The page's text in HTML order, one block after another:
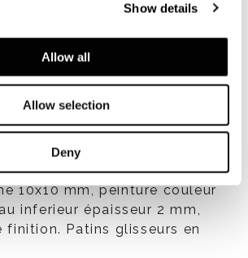
Show details
Allow all
Allow selection
Deny
10x10 mm, peinture couleur
inferieur épaisseur 2 mm,
finition. Patins glisseurs en